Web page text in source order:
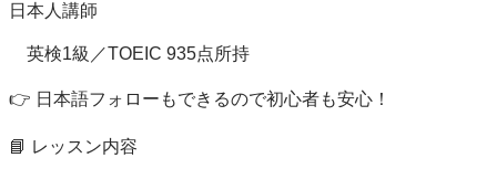
日本人講師
英検1級／TOEIC 935点所持
👉 日本語フォローもできるので初心者も安心！
📘 レッスン内容